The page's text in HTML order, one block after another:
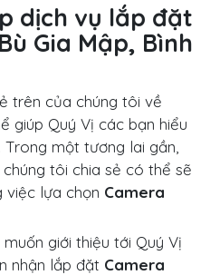
dịch vụ lắp đặt
Gia Mập, Bình
trên của chúng tôi về
giúp Quý Vị các bạn hiểu
một tương lai gần,
tôi chia sẻ có thể sẽ
việc lựa chọn Camera
giới thiệu tới Quý Vị
nhận lắp đặt Camera